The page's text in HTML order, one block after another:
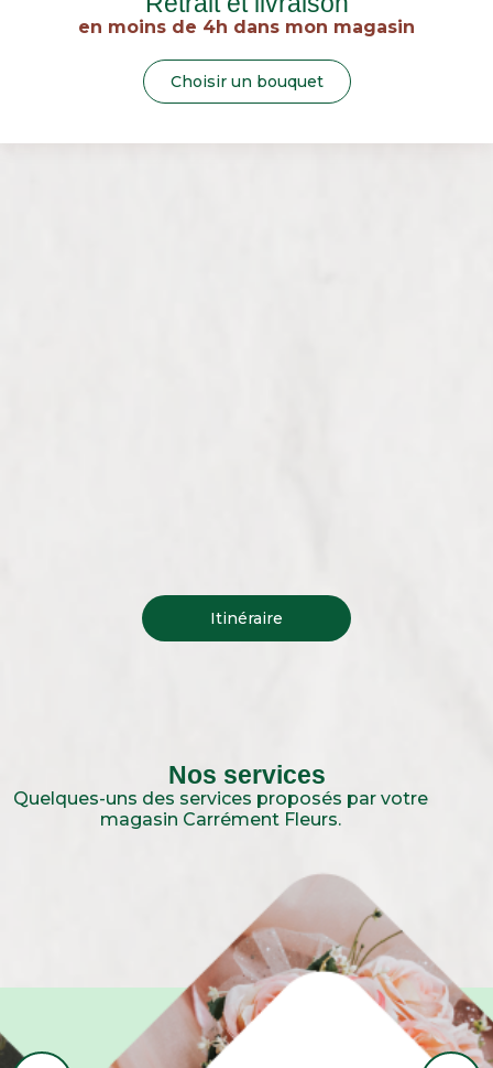
en moins de 4h dans mon magasin
Choisir un bouquet
Itinéraire
Nos services
Quelques-uns des services proposés par votre
magasin Carrément Fleurs.